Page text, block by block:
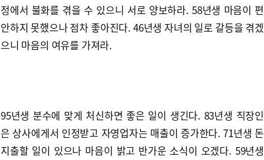
정에서 불화를 겪을 수 있으니 서로 양보하라. 58년생 마음이 편
안하지 못했으나 점차 좋아진다. 46년생 자녀의 일로 갈등을 겪겠
으니 마음의 여유를 가져라.
95년생 분수에 맞게 처신하면 좋은 일이 생긴다. 83년생 직장인
은 상사에게서 인정받고 자영업자는 매출이 증가한다. 71년생 돈
지출할 일이 있으나 마음이 밝고 반가운 소식이 오겠다. 59년생